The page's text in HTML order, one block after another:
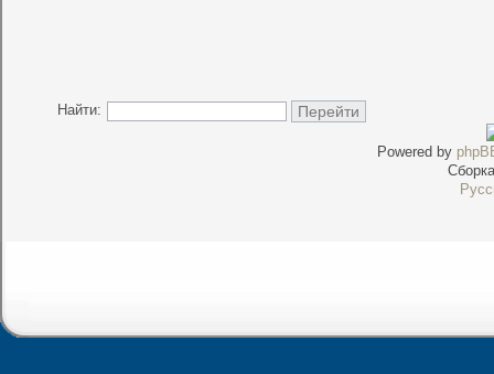
Найти:
Powered by